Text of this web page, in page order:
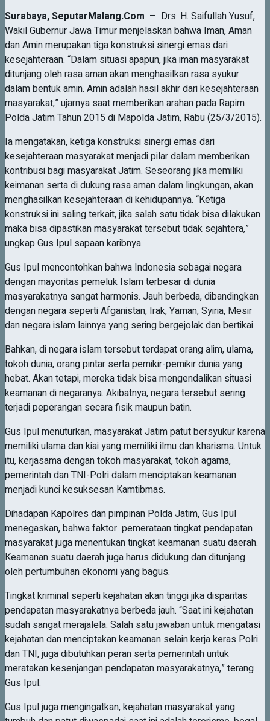
Surabaya,SeputarMalang.Com – Drs. H. Saifullah Yusuf,
Wakil Gubernur Jawa Timur menjelaskan bahwa Iman, Aman
dan Amin merupakan tiga konstruksi sinergi emas dari
kesejahteraan. “Dalam situasi apapun, jika iman masyarakat
ditunjang oleh rasa aman akan menghasilkan rasa syukur
dalam bentuk amin. Amin adalah hasil akhir dari kesejahteraan
masyarakat,” ujarnya saat memberikan arahan pada Rapim
Polda Jatim Tahun 2015 di Mapolda Jatim, Rabu (25/3/2015).
Ia mengatakan, ketiga konstruksi sinergi emas dari
kesejahteraan masyarakat menjadi pilar dalam memberikan
kontribusi bagi masyarakat Jatim. Seseorang jika memiliki
keimanan serta di dukung rasa aman dalam lingkungan, akan
menghasilkan kesejahteraan di kehidupannya. “Ketiga
konstruksi ini saling terkait, jika salah satu tidak bisa dilakukan
maka bisa dipastikan masyarakat tersebut tidak sejahtera,”
ungkap Gus Ipul sapaan karibnya.
Gus Ipul mencontohkan bahwa Indonesia sebagai negara
dengan mayoritas pemeluk Islam terbesar di dunia
masyarakatnya sangat harmonis. Jauh berbeda, dibandingkan
dengan negara seperti Afganistan, Irak, Yaman, Syiria, Mesir
dan negara islam lainnya yang sering bergejolak dan bertikai.
Bahkan, di negara islam tersebut terdapat orang alim, ulama,
tokoh dunia, orang pintar serta pemikir-pemikir dunia yang
hebat. Akan tetapi, mereka tidak bisa mengendalikan situasi
keamanan di negaranya. Akibatnya, negara tersebut sering
terjadi peperangan secara fisik maupun batin.
Gus Ipul menuturkan, masyarakat Jatim patut bersyukur karena
memiliki ulama dan kiai yang memiliki ilmu dan kharisma. Untuk
itu, kerjasama dengan tokoh masyarakat, tokoh agama,
pemerintah dan TNI-Polri dalam menciptakan keamanan
menjadi kunci kesuksesan Kamtibmas.
Dihadapan Kapolres dan pimpinan Polda Jatim, Gus Ipul
menegaskan, bahwa faktor pemerataan tingkat pendapatan
masyarakat juga menentukan tingkat keamanan suatu daerah.
Keamanan suatu daerah juga harus didukung dan ditunjang
oleh pertumbuhan ekonomi yang bagus.
Tingkat kriminal seperti kejahatan akan tinggi jika disparitas
pendapatan masyarakatnya berbeda jauh. “Saat ini kejahatan
sudah sangat merajalela. Salah satu jawaban untuk mengatasi
kejahatan dan menciptakan keamanan selain kerja keras Polri
dan TNI, juga dibutuhkan peran serta pemerintah untuk
meratakan kesenjangan pendapatan masyarakatnya,” terang
Gus Ipul.
Gus Ipul juga mengingatkan, kejahatan masyarakat yang